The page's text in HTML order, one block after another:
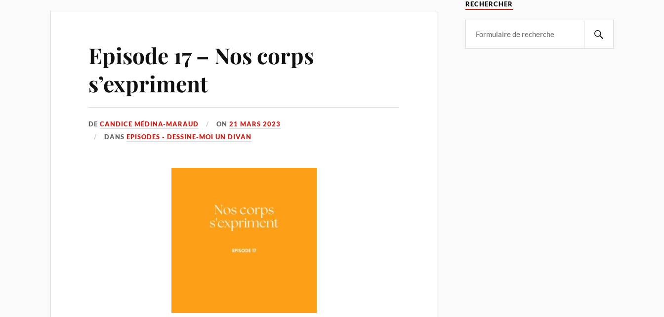
Episode 17 – Nos corps
s’expriment
DECANDICE MÉDINA-MARAUD ON21 MARS 2023
DANSEPISODES - DESSINE-MOI UN DIVAN
RECHERCHER